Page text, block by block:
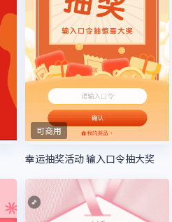
可商用
幸运抽奖活动 输入口令抽大奖